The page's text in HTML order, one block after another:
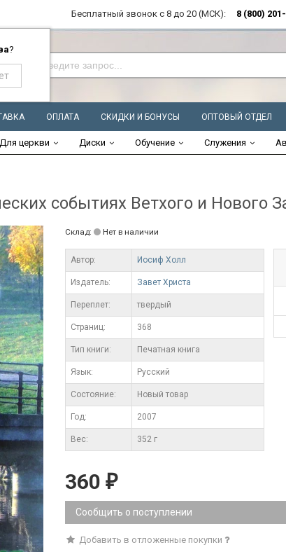
?
Бесплатный звонок с 8 до 20 (МСК): 8 (800)
ОПЛАТА СКИДКИ И БОНУСЫ ОПТОВЫЙ ОТДЕЛ
Для церкви Диски Обучение Служения
событиях Ветхого и Нового
Склад: Нет в наличии
Автор: Иосиф Холл
Издатель: Завет Христа
Переплет: твердый
Cтраниц: 368
Тип книги: Печатная книга
Язык: Русский
Состояние: Новый товар
Год: 2007
Вес: 352 г
360 ₽
Сообщить о поступлении
Добавить в отложенные покупки